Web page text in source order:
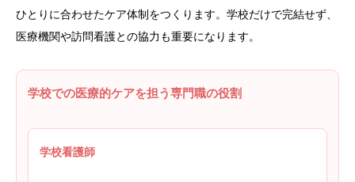
ひとりに合わせたケア体制をつくります。学校だけで完結せず、
医療機関や訪問看護との協力も重要になります。
学校での医療的ケアを担う専門職の役割
学校看護師